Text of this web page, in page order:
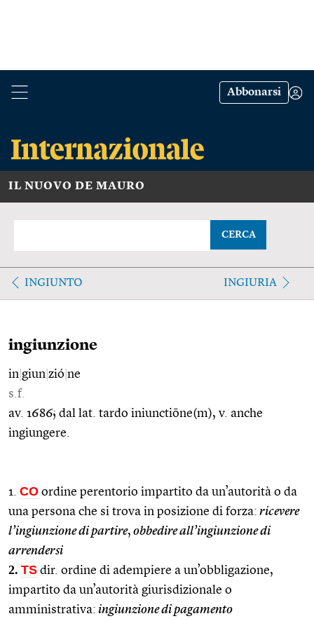
Abbonarsi
IL NUOVO DE MAURO
CERCA
INGIUNTO INGIURIA
ingiunzione
in giun zió ne
s.f.
av. 1686; dal lat. tardo iniunctiōne(m), v. anche
ingiungere.
1. CO ordine perentorio impartito da un’autorità o da
una persona che si trova in posizione di forza: ricevere
l’ingiunzione di partire, obbedire all’ingiunzione di
arrendersi
2. TS dir. ordine di adempiere a un’obbligazione,
impartito da un’autorità giurisdizionale o
amministrativa: ingiunzione di pagamento